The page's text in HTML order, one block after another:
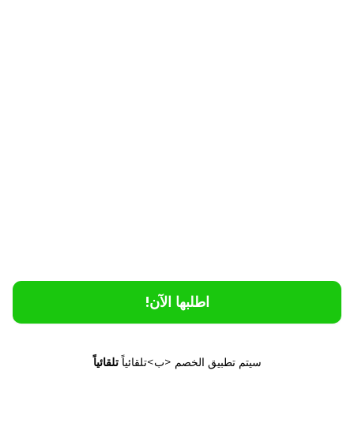
اطلبها الآن!
سيتم تطبيق الخصم <ب>تلقائياًتلقائياً